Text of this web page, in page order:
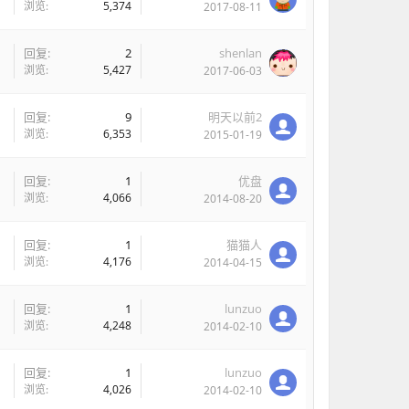
浏览: 5,374 2017-08-11
回复: 2
浏览: 5,427
shenlan
2017-06-03
回复: 9
浏览: 6,353
明天以前2
2015-01-19
回复: 1
浏览: 4,066
优盘
2014-08-20
回复: 1
浏览: 4,176
猫猫人
2014-04-15
回复: 1
浏览: 4,248
lunzuo
2014-02-10
回复: 1
浏览: 4,026
lunzuo
2014-02-10